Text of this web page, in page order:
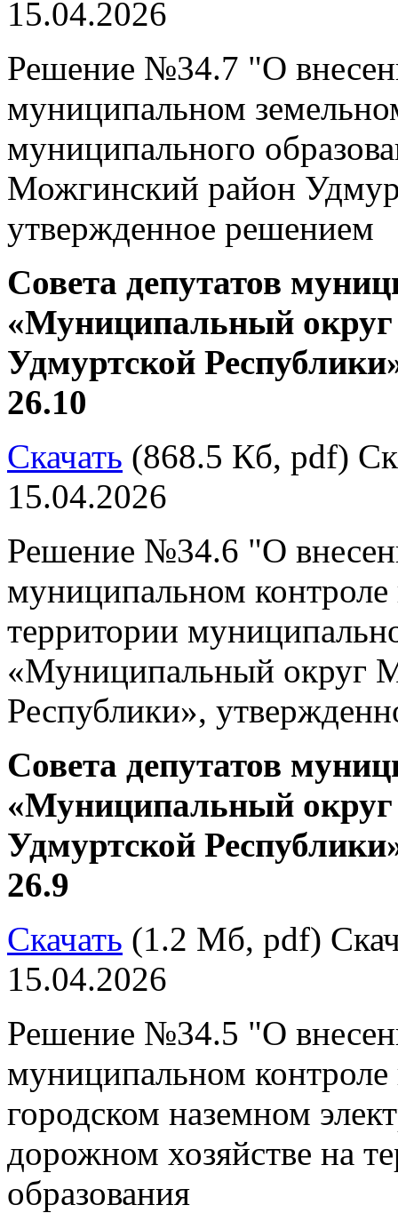
15.04.2026
Решение №34.7 "О
муниципальном
муниципального
Можгинский район
утвержденное решением
Совета депутатов
«Муниципальный
Удмуртской
26.10
Скачать (868.5 Кб, pdf)
15.04.2026
Решение №34.6 "О
муниципальном контроле
территории
«Муниципальный округ
Республики»,
Совета депутатов
«Муниципальный
Удмуртской
26.9
Скачать (1.2 Мб, pdf)
15.04.2026
Решение №34.5 "О
муниципальном контроле
городском наземном
дорожном хозяйстве на
образования